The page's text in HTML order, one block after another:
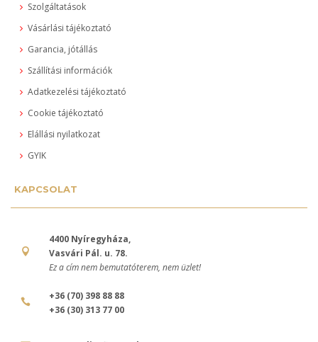
Szolgáltatások
Vásárlási tájékoztató
Garancia, jótállás
Szállítási információk
Adatkezelési tájékoztató
Cookie tájékoztató
Elállási nyilatkozat
GYIK
KAPCSOLAT
4400 Nyíregyháza,
Vasvári Pál. u. 78.
Ez a cím nem bemutatóterem, nem üzlet!
+36 (70) 398 88 88
+36 (30) 313 77 00